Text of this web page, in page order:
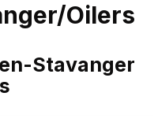
Oilers
Stavanger